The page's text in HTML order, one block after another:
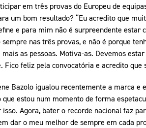
em três provas do Europeu de
um bom resultado? “Eu acredito que
e para mim não é surpreendente estar
nas três provas, e não é porque
as pessoas. Motiva-as. Devemos
feliz pela convocatória e acredito que
Bazolo igualou recentemente a marca
estou num momento de forma
Agora, bater o recorde nacional faz
dar o meu melhor de sempre em cada